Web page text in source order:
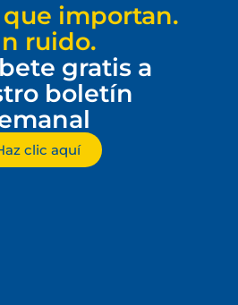
importan.
ruido.
gratis a
boletín
clic aquí